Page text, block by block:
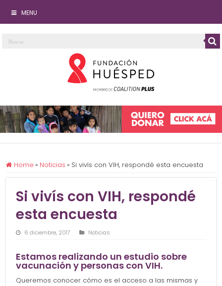
MENU
Home » Noticias » Si vivís con VIH, respondé esta encuesta
Si vivís con VIH, respondé
esta encuesta
6 diciembre, 2017 Noticias
Estamos realizando un estudio sobre
vacunación y personas con VIH.
Queremos conocer cómo es el acceso a las mismas y